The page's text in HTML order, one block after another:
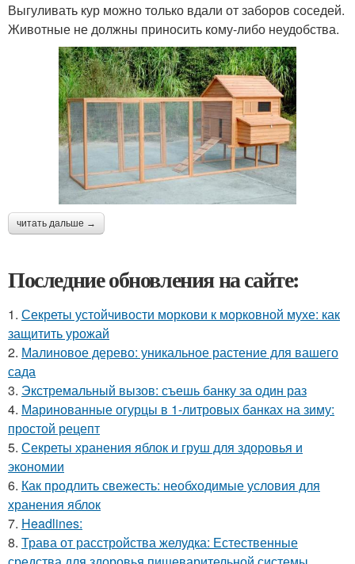
Выгуливать кур можно только вдали от заборов соседей.
Животные не должны приносить кому-либо неудобства.
читать дальше →
Последние обновления на сайте:
1. Секреты устойчивости моркови к морковной мухе: как
защитить урожай
2. Малиновое дерево: уникальное растение для вашего
сада
3. Экстремальный вызов: съешь банку за один раз
4. Маринованные огурцы в 1-литровых банках на зиму:
простой рецепт
5. Секреты хранения яблок и груш для здоровья и
экономии
6. Как продлить свежесть: необходимые условия для
хранения яблок
7. Headlines:
8. Трава от расстройства желудка: Естественные